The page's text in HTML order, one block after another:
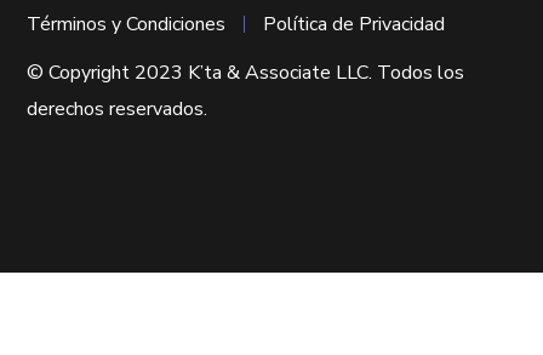
Términos y Condiciones
Política de Privacidad
© Copyright 2023 K’ta & Associate LLC. Todos los
derechos reservados.